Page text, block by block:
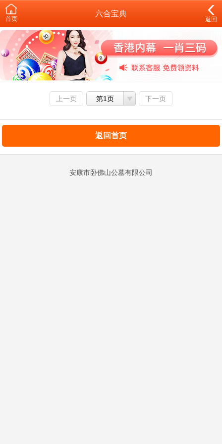
首页
六合宝典
返回
上一页 第1页 下一页
返回首页
安康市卧佛山公墓有限公司